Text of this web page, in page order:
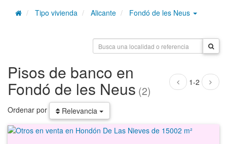
Tipo vivienda Alicante Fondó de les Neus
1-2
Pisos de banco en
Fondó de les Neus (2)
Ordenar por Relevancia